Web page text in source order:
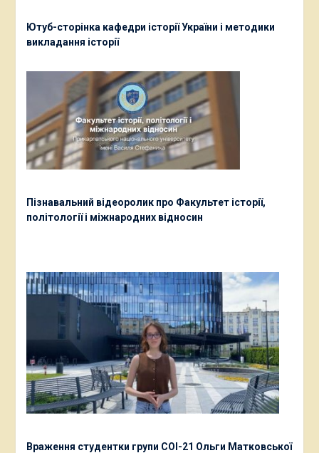
Ютуб-сторінка кафедри історії України і методики
викладання історії
Пізнавальний відеоролик про Факультет історії,
політології і міжнародних відносин
Враження студентки групи СОІ-21 Ольги Матковської